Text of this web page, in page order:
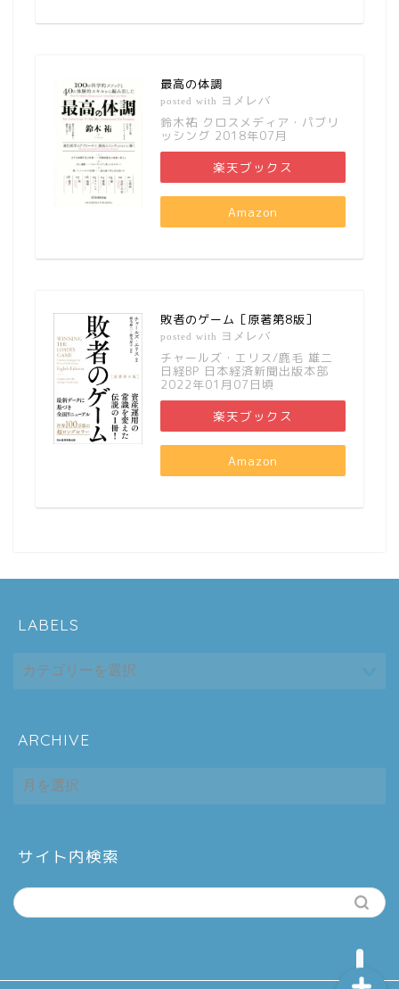
最高の体調
posted with ヨメレバ
鈴木祐 クロスメディア・パブリ
ッシング 2018年07月
楽天ブックス
Amazon
敗者のゲーム［原著第8版］
posted with ヨメレバ
チャールズ・エリス/鹿毛 雄二
日経BP 日本経済新聞出版本部
2022年01月07日頃
楽天ブックス
Amazon
LABELS
ARCHIVE
ARCHIVE
サイト内検索